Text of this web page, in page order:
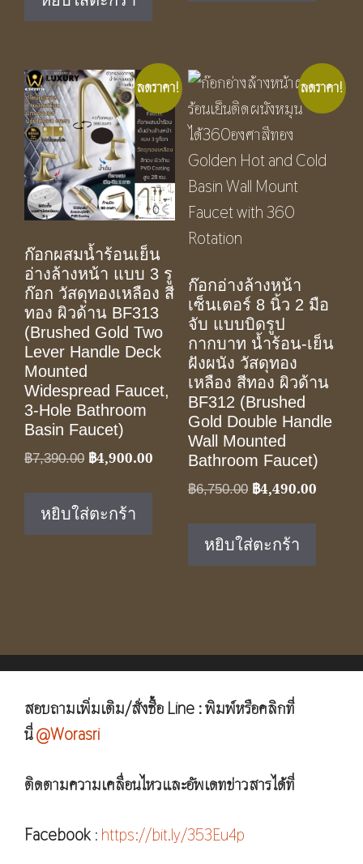
฿2,390.00.
ลดราคา!
ก๊อกผสมน้ำร้อนเย็น
อ่างล้างหน้า แบบ 3 รู
ก๊อก วัสดุทองเหลือง สี
ทอง ผิวด้าน BF313
(Brushed Gold Two
Lever Handle Deck
Mounted
Widespread Faucet,
3-Hole Bathroom
Basin Faucet)
฿7,390.00 Original
฿7,390.00.
฿4,900.00 Current
฿4,900.00.
หยิบใส่ตะกร้า
ลดราคา!
ก๊อกอ่างล้างหน้า
เซ็นเตอร์ 8 นิ้ว 2 มือ
จับ แบบบิดรูป
กากบาท น้ำร้อน-เย็น
ฝังผนัง วัสดุทอง
เหลือง สีทอง ผิวด้าน
BF312 (Brushed
Gold Double Handle
Wall Mounted
Bathroom Faucet)
฿6,750.00 Original
฿6,750.00.
฿4,490.00Current
หยิบใส่ตะกร้า
สอบถามเพิ่มเติม/สั่งซื้อ Line : พิมพ์หรือคลิกที่
นี่@Worasri
ติดตามความเคลื่อนไหวและอัพเดทข่าวสารได้ที่
Facebook : https://bit.ly/353Eu4p